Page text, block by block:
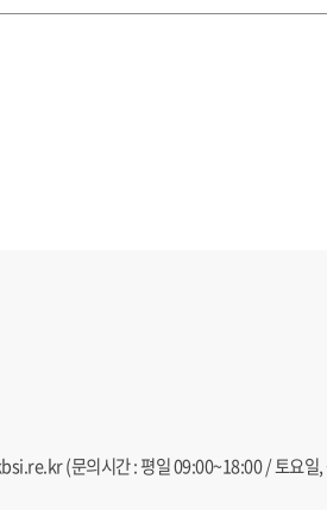
(문의시간 : 평일 09:00~18:00 / 토요일,